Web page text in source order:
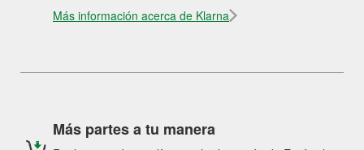
Más información acerca de Klarna
Más partes a tu manera